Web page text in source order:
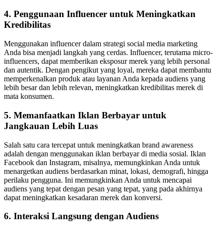
4. Penggunaan Influencer untuk Meningkatkan
Kredibilitas
Menggunakan influencer dalam strategi social media marketing
Anda bisa menjadi langkah yang cerdas. Influencer, terutama micro-
influencers, dapat memberikan eksposur merek yang lebih personal
dan autentik. Dengan pengikut yang loyal, mereka dapat membantu
memperkenalkan produk atau layanan Anda kepada audiens yang
lebih besar dan lebih relevan, meningkatkan kredibilitas merek di
mata konsumen.
5. Memanfaatkan Iklan Berbayar untuk
Jangkauan Lebih Luas
Salah satu cara tercepat untuk meningkatkan brand awareness
adalah dengan menggunakan iklan berbayar di media sosial. Iklan
Facebook dan Instagram, misalnya, memungkinkan Anda untuk
menargetkan audiens berdasarkan minat, lokasi, demografi, hingga
perilaku pengguna. Ini memungkinkan Anda untuk mencapai
audiens yang tepat dengan pesan yang tepat, yang pada akhirnya
dapat meningkatkan kesadaran merek dan konversi.
6. Interaksi Langsung dengan Audiens